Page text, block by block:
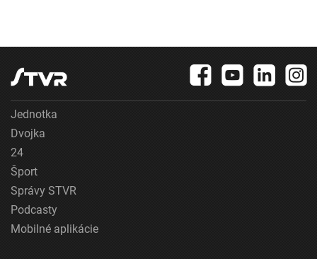
Jednotka
Dvojka
24
Šport
Správy STVR
Podcasty
Mobilné aplikácie